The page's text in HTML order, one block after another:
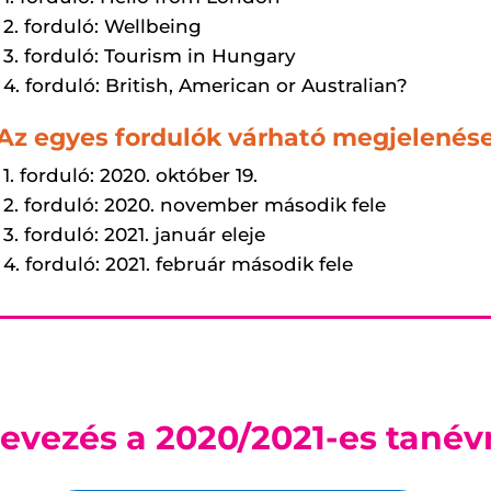
2. forduló: Wellbeing
3. forduló: Tourism in Hungary
4. forduló: British, American or Australian?
egyes fordulók várható
1. forduló: 2020. október 19.
2. forduló: 2020. november második fele
3. forduló: 2021. január eleje
4. forduló: 2021. február második fele
a 2020/2021-es